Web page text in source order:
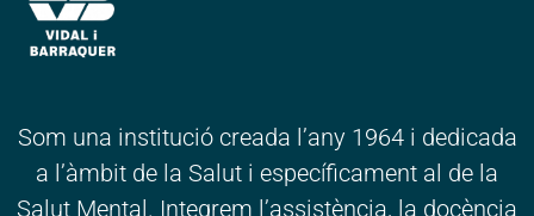
Som una institució creada l’any 1964 i dedicada
a l’àmbit de la Salut i específicament al de la
Salut Mental. Integrem l’assistència, la docència